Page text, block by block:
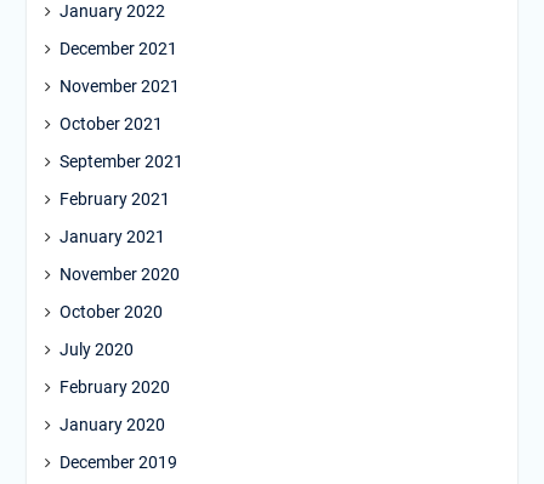
January 2022
December 2021
November 2021
October 2021
September 2021
February 2021
January 2021
November 2020
October 2020
July 2020
February 2020
January 2020
December 2019